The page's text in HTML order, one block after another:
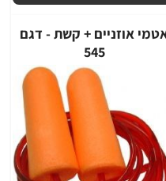
אוזניים + קשת - דגם
545